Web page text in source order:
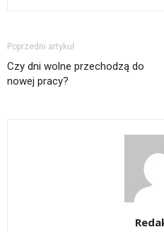
Poprzedni artykuł
Czy dni wolne przechodzą do
nowej pracy?